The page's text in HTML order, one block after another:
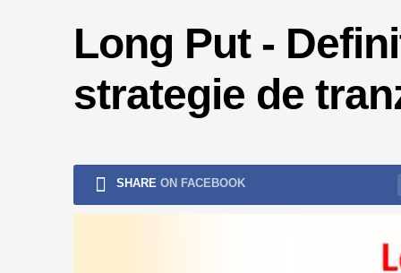
certificare
financiară
Tutoriale
Formular
Long Put -
strategie de
SHARE ON FACEBOOK